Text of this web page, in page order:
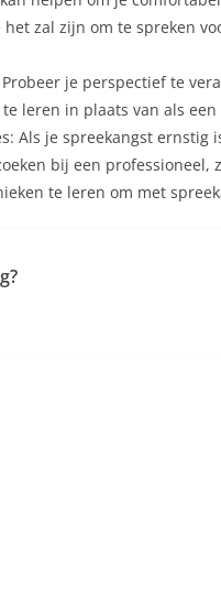
zal zijn om te spreken
je perspectief te
leren in plaats van als
Als je spreekangst
bij een professioneel,
te leren om met